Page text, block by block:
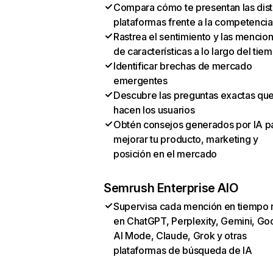
Compara cómo te presentan las
plataformas frente a la competencia
Rastrea el sentimiento y las
de características a lo largo del
Identificar brechas de mercado
emergentes
Descubre las preguntas exactas
hacen los usuarios
Obtén consejos generados por IA
mejorar tu producto, marketing y
posición en el mercado
Semrush Enterprise AIO
Supervisa cada mención en tiempo
en ChatGPT, Perplexity, Gemini,
AI Mode, Claude, Grok y otras
plataformas de búsqueda de IA